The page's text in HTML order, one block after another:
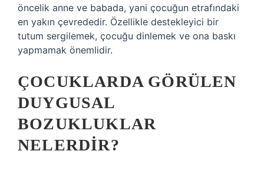
öncelik anne ve babada, yani çocuğun etrafındaki
en yakın çevrededir. Özellikle destekleyici bir
tutum sergilemek, çocuğu dinlemek ve ona baskı
yapmamak önemlidir.
ÇOCUKLARDA GÖRÜLEN
DUYGUSAL
BOZUKLUKLAR
NELERDIR?